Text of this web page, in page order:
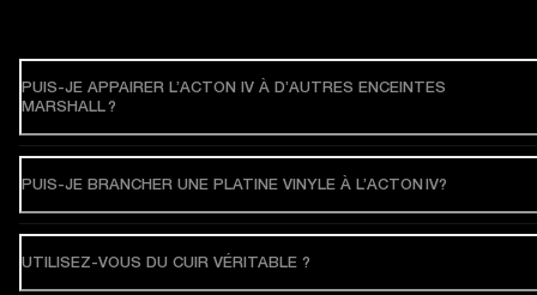
PUIS-JE APPAIRER L’ACTON IV À D’AUTRES ENCEINTES
MARSHALL ?
PUIS-JE BRANCHER UNE PLATINE VINYLE À L’ACTON IV?
UTILISEZ-VOUS DU CUIR VÉRITABLE ?